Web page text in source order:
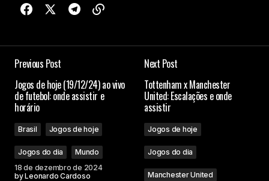
Previous Post
Jogos de hoje (19/12/24) ao vivo
de futebol: onde assistir e
horário
Brasil Jogos de hoje
Jogos do dia
Mundo
18 de dezembro de 2024
byLeonardo Cardoso
Next Post
Tottenham x Manchester
United: Escalações e onde
assistir
Jogos de hoje
Jogos do dia
Manchester United